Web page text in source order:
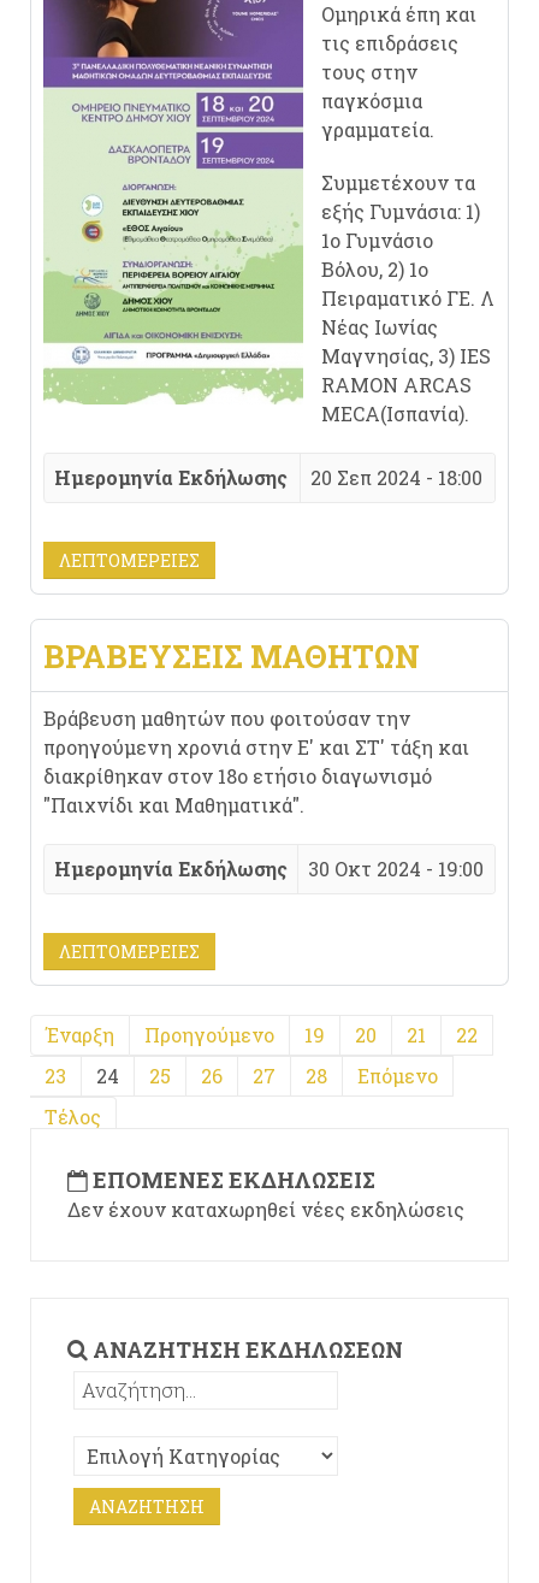
Ομηρικά έπη και
τις επιδράσεις
τους στην
παγκόσμια
γραμματεία.
Συμμετέχουν τα
εξής Γυμνάσια: 1)
1ο Γυμνάσιο
Βόλου, 2) 1ο
Πειραματικό ΓΕ. Λ
Νέας Ιωνίας
Μαγνησίας, 3) IES
RAMON ARCAS
MECA(Ισπανία).
Ημερομηνία Εκδήλωσης 20 Σεπ 2024 - 18:00
ΛΕΠΤΟΜΈΡΕΙΕΣ
ΒΡΑΒΕΎΣΕΙΣ ΜΑΘΗΤΏΝ
Βράβευση μαθητών που φοιτούσαν την
προηγούμενη χρονιά στην Ε' και ΣΤ' τάξη και
διακρίθηκαν στον 18ο ετήσιο διαγωνισμό
"Παιχνίδι και Μαθηματικά".
Ημερομηνία Εκδήλωσης 30 Οκτ 2024 - 19:00
ΛΕΠΤΟΜΈΡΕΙΕΣ
Έναρξη Προηγούμενο 19 20 21
22
23
24 25 26 27 28
Επόμενο
Τέλος
ΕΠΌΜΕΝΕΣ ΕΚΔΗΛΏΣΕΙΣ
Δεν έχουν καταχωρηθεί νέες εκδηλώσεις
ΑΝΑΖΉΤΗΣΗ ΕΚΔΗΛΏΣΕΩΝ